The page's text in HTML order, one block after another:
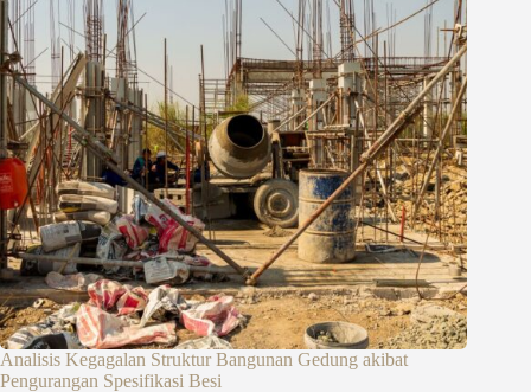
Analisis Kegagalan Struktur Bangunan Gedung akibat
Pengurangan Spesifikasi Besi